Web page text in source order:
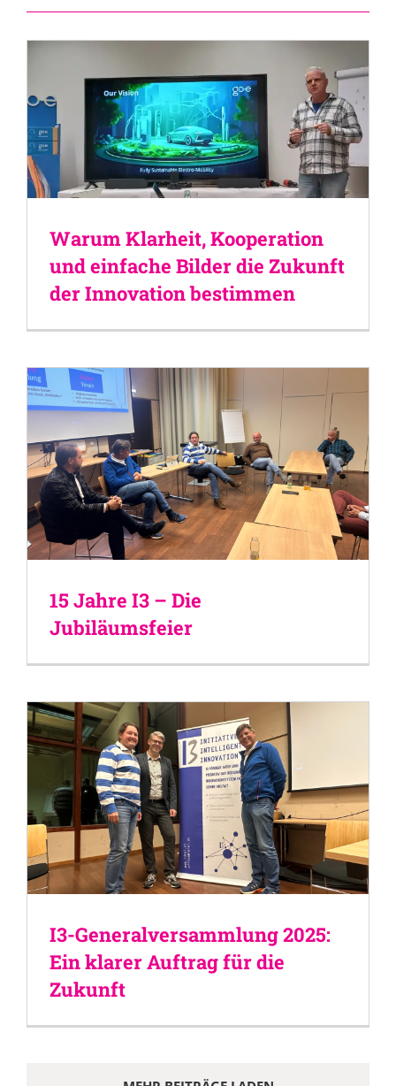
Warum Klarheit, Kooperation
und einfache Bilder die Zukunft
der Innovation bestimmen
15 Jahre I3 – Die
Jubiläumsfeier
I3-Generalversammlung 2025:
Ein klarer Auftrag für die
Zukunft